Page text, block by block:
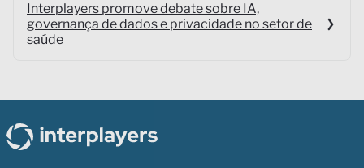
Interplayers promove debate sobre IA,
governança de dados e privacidade no setor de
saúde